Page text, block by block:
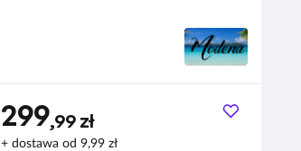
299,99 zł
+ dostawa od 9,99 zł